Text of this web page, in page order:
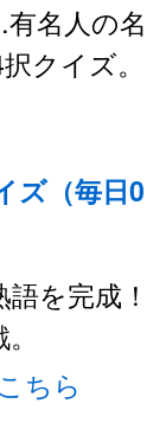
名人の名
クイズ。
ズ（毎日0
を完成！
ちら